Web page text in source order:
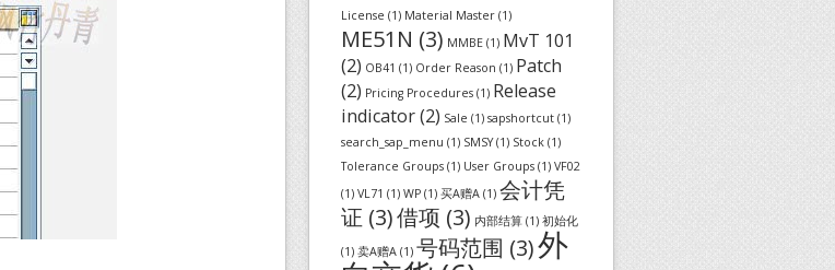
License (1) Material Master (1)
ME51N (3) MMBE (1) MvT 101
(2) OB41 (1) Order Reason (1) Patch
(2) Pricing Procedures (1) Release
indicator(2) Sale (1) sapshortcut (1)
search_sap_menu (1) SMSY(1) Stock (1)
Tolerance Groups (1) User Groups (1) VF02
(1) VL71 (1) WP (1) 买A赠A (1) 会计凭
证 (3)借项 (3) 内部结算 (1) 初始化
(1) 卖A赠A (1) 号码范围 (3)外